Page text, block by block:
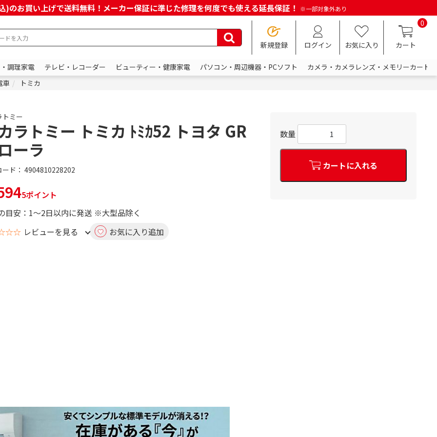
のお買い上げで送料無料！メーカー保証に準じた修理を何度でも使える延長保証！ ※一部対象外あり
新規登録 ログイン お気に入り
0
カート
調理家電 テレビ・レコーダー ビューティー・健康家電 パソコン・周辺機器・PCソフト
カメラ・カメラレンズ・メモリーカード
車
トミカ
トミー
ラトミー トミカ ﾄﾐｶ52 トヨタ GR
ーラ
ド： 4904810228202
5ポイント
目安：1～2日以内に発送 ※大型品除く
レビューを見る お気に入り追加
数量
カートに入れる